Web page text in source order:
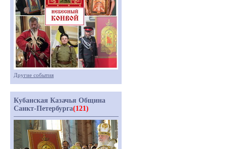
Другие события
Кубанская Казачья Община
Санкт-Петербурга(121)